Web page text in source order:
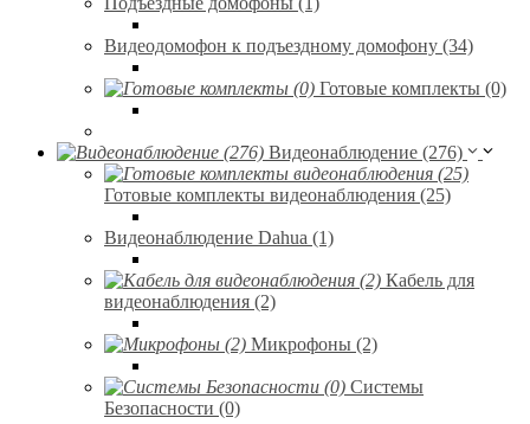
Видеодомофон к подъездному домофону (34)
Готовые комплекты (0)
Видеонаблюдение (276)
Готовые комплекты видеонаблюдения (25)
Видеонаблюдение Dahua (1)
Кабель для
видеонаблюдения (2)
Микрофоны (2)
Системы
Безопасности (0)